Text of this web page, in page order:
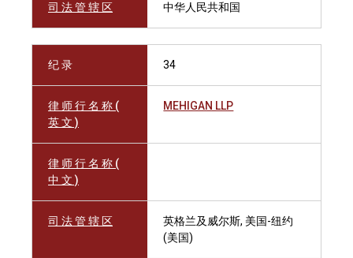
司 法 管 辖 区 中华人民共和国
纪 录 34
律 师 行 名 称 (
英 文 )
MEHIGAN LLP
律 师 行 名 称 (
中 文 )
司 法 管 辖 区
英格兰及威尔斯, 美国-纽约
(美国)